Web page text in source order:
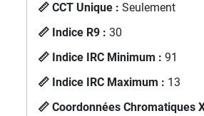
📏 CCT Unique : Seulement
📏 Indice R9 : 30
📏 Indice IRC Minimum : 91
📏 Indice IRC Maximum : 13
📏 Coordonnées Chromatiques